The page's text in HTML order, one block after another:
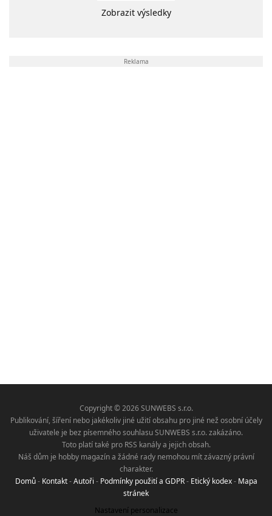
Zobrazit výsledky
Reklama
Copyright © 2026 SUNWEBS s.r.o.
Publikování, šíření nebo jakékoliv jiné užití obsahu pro jiné než osobní účely
uživatele je bez písemného souhlasu SUNWEBS s.r.o. zakázáno.
Toto platí také pro RSS kanály a jejich obsah.
Náš dům je hobby magazín a žádné rady nemohou mít závazný právní
charakter.
Domů- Kontakt-Autoři - Podmínky použití a GDPR- Etický kodex- Mapa
stránek
Nastavení personalizace